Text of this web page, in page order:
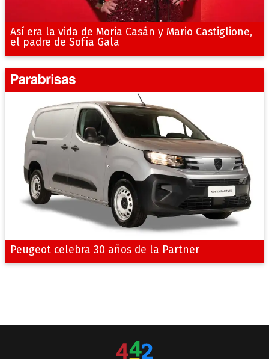
Así era la vida de Moria Casán y Mario Castiglione,
el padre de Sofía Gala
Peugeot celebra 30 años de la Partner